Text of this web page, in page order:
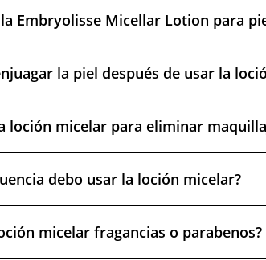
la Embryolisse Micellar Lotion para
la piel después de usar la
loción micelar para eliminar
debo usar la loción micelar?
micelar fragancias o parabenos?